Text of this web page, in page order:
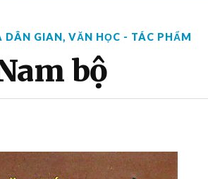
DÂN GIAN, VĂN HỌC - TÁC PHẨM
bộ